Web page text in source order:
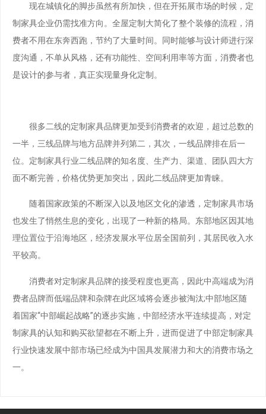
现在城镇化的脚步虽然有所加快，但在开拓展市场的时候，定
制家具企业仍需找准方向。全屋定制大简化了整个装修的流程，消
费者不用在东奔西跑，节约了大量时间。同时能够与设计师进行深
度沟通，不单从风格，还有功能性、空间利用率等方面，消费者也
是设计的参与者，真正实现量身化定制。
很多二线的定制家具品牌更加受到消费者的欢迎，超过总数的
一半，三线品牌与地方品牌并列第二，其次，一线品牌排在后一
位。定制家具行业二线品牌的知名度、生产力、渠道、团队四大方
面不断完善，价格优势更加突出，因此二线品牌更加青睐。
随着国家政策的不断深入以及地区文化的渗透，定制家具市场
也发生了悄然生息的变化，出现了一种新的格局。东部地区因其地
理位置位于沿海地区，经济发展水平位居全国前列，其居民收入水
平较高。
消费者对定制家具品牌的接受程度也更高，因此中高端成为消
费者品牌而低端品牌和杂牌在此区域将会逐步被淘汰;中部地区随
着国家“中部崛起战略”的逐步实施，中部经济水平连续提高，对定
制家具的认知和购买欲望都在不断上升，进而促进了中部定制家具
行业快速发展中部市场已经成为中国具发展潜力和大的消费市场之
一。